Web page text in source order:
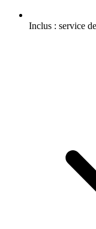
Inclus : service